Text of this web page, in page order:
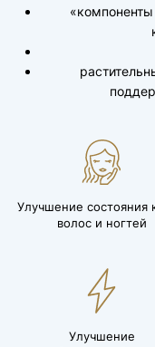
«компоненты
Улучшение состояния
волос и ногтей
Улучшение